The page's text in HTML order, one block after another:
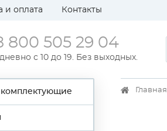
и оплата Контакты
800 505 29 04
с 10 до 19. Без выходных.
комплектующие Главная